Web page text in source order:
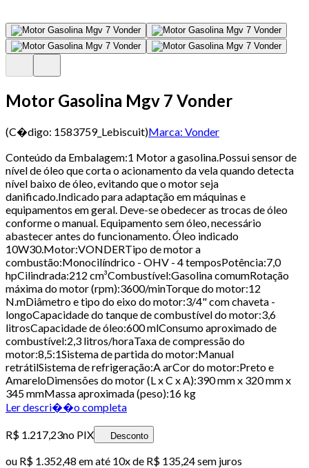
Motor Gasolina Mgv 7 Vonder
(C�digo: 1583759_Lebiscuit)Marca: Vonder
Conteúdo da Embalagem:1 Motor a gasolina.Possui sensor de
nível de óleo que corta o acionamento da vela quando detecta
nível baixo de óleo, evitando que o motor seja
danificado.Indicado para adaptação em máquinas e
equipamentos em geral. Deve-se obedecer as trocas de óleo
conforme o manual. Equipamento sem óleo, necessário
abastecer antes do funcionamento. Óleo indicado
10W30.Motor:VONDERTipo de motor a
combustão:Monocilíndrico - OHV - 4 temposPotência:7,0
hpCilindrada:212 cm³Combustível:Gasolina comumRotação
máxima do motor (rpm):3600/minTorque do motor:12
N.mDiâmetro e tipo do eixo do motor:3/4" com chaveta -
longoCapacidade do tanque de combustível do motor:3,6
litrosCapacidade de óleo:600 mlConsumo aproximado de
combustível:2,3 litros/horaTaxa de compressão do
motor:8,5:1Sistema de partida do motor:Manual
retrátilSistema de refrigeração:A arCor do motor:Preto e
AmareloDimensões do motor (L x C x A):390 mm x 320 mm x
345 mmMassa aproximada (peso):16 kg
Ler descri��o completa
R$ 1.217,23no PIX Desconto
ou R$ 1.352,48 em até 10x de R$ 135,24 sem juros